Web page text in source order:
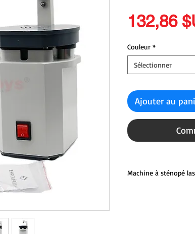
132,86
Couleur *
Sélectionner
Ajouter au
Machine à sténopé